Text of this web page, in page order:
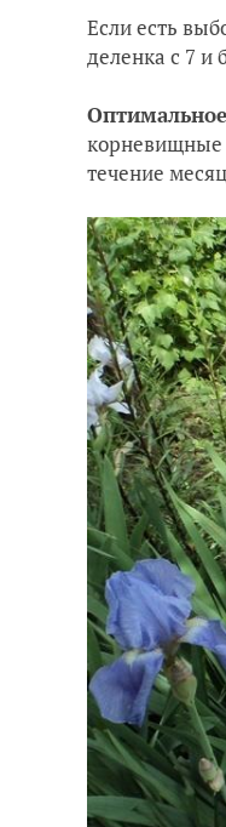
Если есть
деленка с 7 и
корневищные
течение